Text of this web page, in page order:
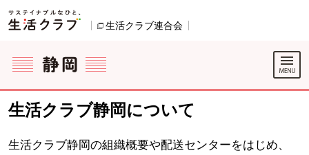
ページの先頭です。
生活クラブ連合会
ここからサイト内共通メニューです。
サイト内共通メニューをスキップする
サイト内共通メニューここまで。
生活クラブ静岡について
生活クラブ静岡の組織概要や配送センターをはじめ、